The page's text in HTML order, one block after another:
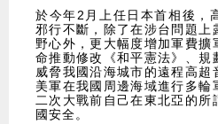
於今年2月上任日本首相後，
邪行不斷，除了在涉台問題上
野心外，更大幅度增加軍費擴
命推動修改《和平憲法》、規
威脅我國沿海城市的遠程高超
美軍在我國周邊海域進行多輪
二次大戰前自己在東北亞的所
國安全。